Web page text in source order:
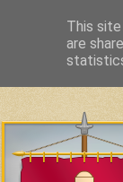
Slavic Hillforts
This
are